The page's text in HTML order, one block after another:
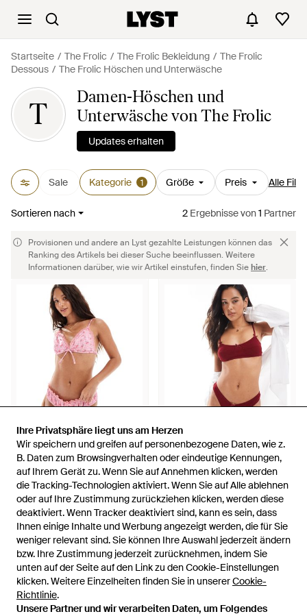
Ihre Privatsphäre liegt uns am Herzen
Wir speichern und greifen auf personenbezogene Daten, wie z.
B. Daten zum Browsingverhalten oder eindeutige Kennungen,
auf Ihrem Gerät zu. Wenn Sie auf Annehmen klicken, werden
die Tracking-Technologien aktiviert. Wenn Sie auf Alle ablehnen
oder auf Ihre Zustimmung zurückziehen klicken, werden diese
deaktiviert. Wenn Tracker deaktiviert sind, kann es sein, dass
Ihnen einige Inhalte und Werbung angezeigt werden, die für Sie
weniger relevant sind. Sie können Ihre Auswahl jederzeit ändern
bzw. Ihre Zustimmung jederzeit zurücknehmen, indem Sie
unten auf der Seite auf den Link zu den Cookie-Einstellungen
klicken. Weitere Einzelheiten finden Sie in unsererCookie-
Richtlinie.
Unsere Partner und wir verarbeiten Daten, um Folgendes
Ihre Privatsphäre liegt uns am Herzen
Wir speichern und greifen auf personenbezogene Daten, wie z.
B. Daten zum Browsingverhalten oder eindeutige Kennungen,
auf Ihrem Gerät zu. Wenn Sie auf Annehmen klicken, werden
die Tracking-Technologien aktiviert. Wenn Sie auf Alle ablehnen
oder auf Ihre Zustimmung zurückziehen klicken, werden diese
deaktiviert. Wenn Tracker deaktiviert sind, kann es sein, dass
Ihnen einige Inhalte und Werbung angezeigt werden, die für Sie
weniger relevant sind. Sie können Ihre Auswahl jederzeit ändern
bzw. Ihre Zustimmung jederzeit zurücknehmen, indem Sie
unten auf der Seite auf den Link zu den Cookie-Einstellungen
klicken. Weitere Einzelheiten finden Sie in unsererCookie-
Richtlinie.
Unsere Partner und wir verarbeiten Daten, um Folgendes
Startseite The Frolic The Frolic Bekleidung
The Frolic
Dessous
The Frolic Höschen und Unterwäsche
T
Damen-Höschen und
Unterwäsche von The Frolic
Updates erhalten
Sale Kategorie 1 Größe Preis Alle
Sortieren nach 2 Ergebnissevon1 Partner
Provisionen und andere an Lyst gezahlte Leistungen können das
Ranking des Artikels bei dieser Suche beeinflussen. Weitere
Informationen darüber, wie wir Artikel einstufen, finden Siehier.
9,99 €
The Frolic
–exclusive – hüftslip aus satin -
PinkVonASOS
AUSVERKAUFT
19,99 €
The Frolic
– exklusiver slip aus pointelle -
RotVon ASOS
AUSVERKAUFT